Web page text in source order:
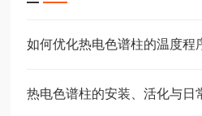
如何优化热电色谱柱的温度程
热电色谱柱的安装、活化与日